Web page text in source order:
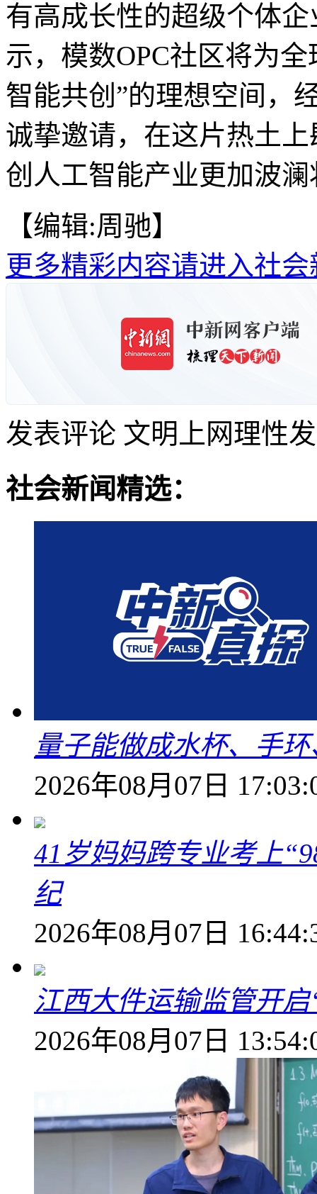
有高成长性的超级个体
示，模数OPC社区将为
智能共创”的理想空间，
诚挚邀请，在这片热土
创人工智能产业更加波
【编辑:周驰】
更多精彩内容请进入社会
发表评论 文明上网理性
社会新闻精选：
量子能做成水杯、手
2026年08月07日
41岁妈妈跨专业考上
纪
2026年08月07日
江西大件运输监管开
2026年08月07日